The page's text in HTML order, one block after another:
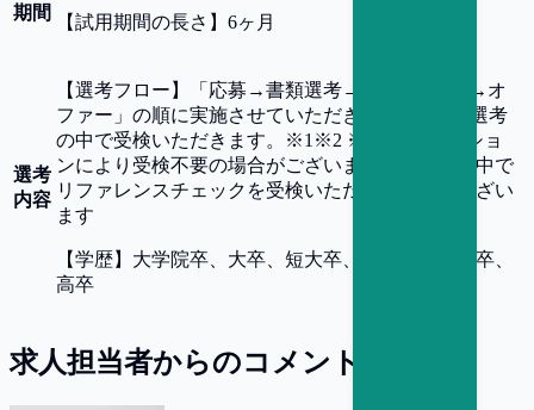
期間
【試用期間の長さ 】 6ヶ月
選考
内容
【選考フロー 】
「応募→書類選考→面接(複数回)→オ
ファー」の順に実施させていただきます。 SPIを選考
の中で受検いただきます。※1※2 ※1.SPIはポジショ
ンにより受検不要の場合がございます ※2.選考の中で
リファレンスチェックを受検いただく可能性がござい
ます
【学歴】 大学院卒、大卒、短大卒、専門卒、高専卒、
高卒
求人担当者からのコメント